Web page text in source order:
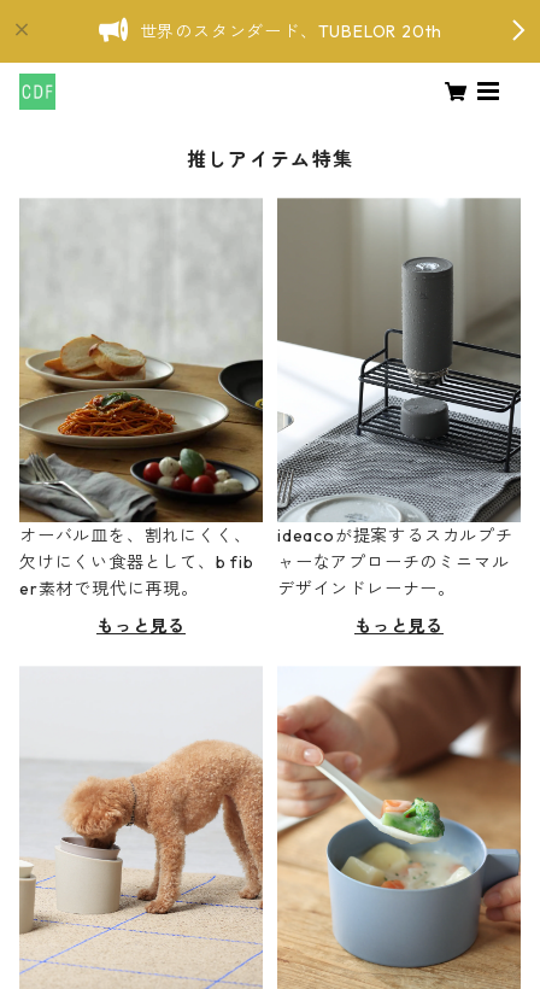
世界のスタンダード、TUBELOR 20th
推しアイテム特集
オーバル皿を、割れにくく、
欠けにくい食器として、b fib
er素材で現代に再現。
もっと見る
ideacoが提案するスカルプチ
ャーなアプローチのミニマル
デザインドレーナー。
もっと見る